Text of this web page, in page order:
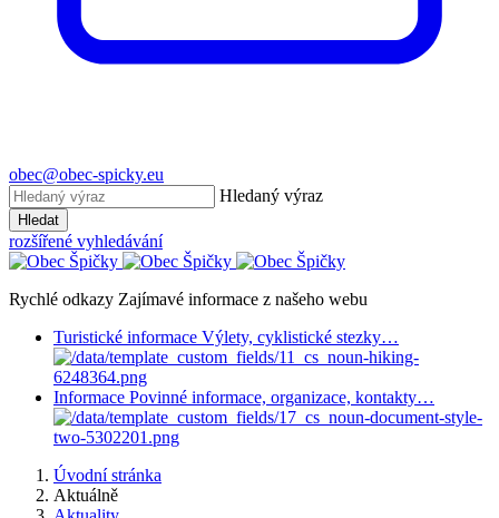
obec@obec-spicky.eu
Hledaný výraz
Hledat
rozšířené vyhledávání
Rychlé odkazy Zajímavé informace z našeho webu
Turistické informace Výlety, cyklistické stezky…
Informace Povinné informace, organizace, kontakty…
Úvodní stránka
Aktuálně